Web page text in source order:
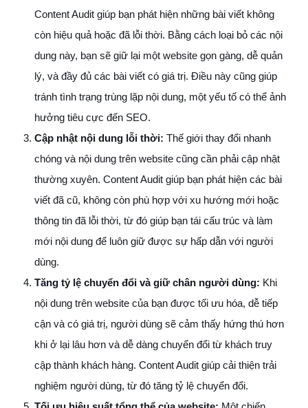
Content Audit giúp bạn phát hiện những bài viết không
còn hiệu quả hoặc đã lỗi thời. Bằng cách loại bỏ các nội
dung này, bạn sẽ giữ lại một website gọn gàng, dễ quản
lý, và đầy đủ các bài viết có giá trị. Điều này cũng giúp
tránh tình trạng trùng lặp nội dung, một yếu tố có thể ảnh
hưởng tiêu cực đến SEO.
Cập nhật nội dung lỗi thời: Thế giới thay đổi nhanh
chóng và nội dung trên website cũng cần phải cập nhật
thường xuyên. Content Audit giúp bạn phát hiện các bài
viết đã cũ, không còn phù hợp với xu hướng mới hoặc
thông tin đã lỗi thời, từ đó giúp bạn tái cấu trúc và làm
mới nội dung để luôn giữ được sự hấp dẫn với người
dùng.
Tăng tỷ lệ chuyển đổi và giữ chân người dùng: Khi
nội dung trên website của bạn được tối ưu hóa, dễ tiếp
cận và có giá trị, người dùng sẽ cảm thấy hứng thú hơn
khi ở lại lâu hơn và dễ dàng chuyển đổi từ khách truy
cập thành khách hàng. Content Audit giúp cải thiện trải
nghiệm người dùng, từ đó tăng tỷ lệ chuyển đổi.